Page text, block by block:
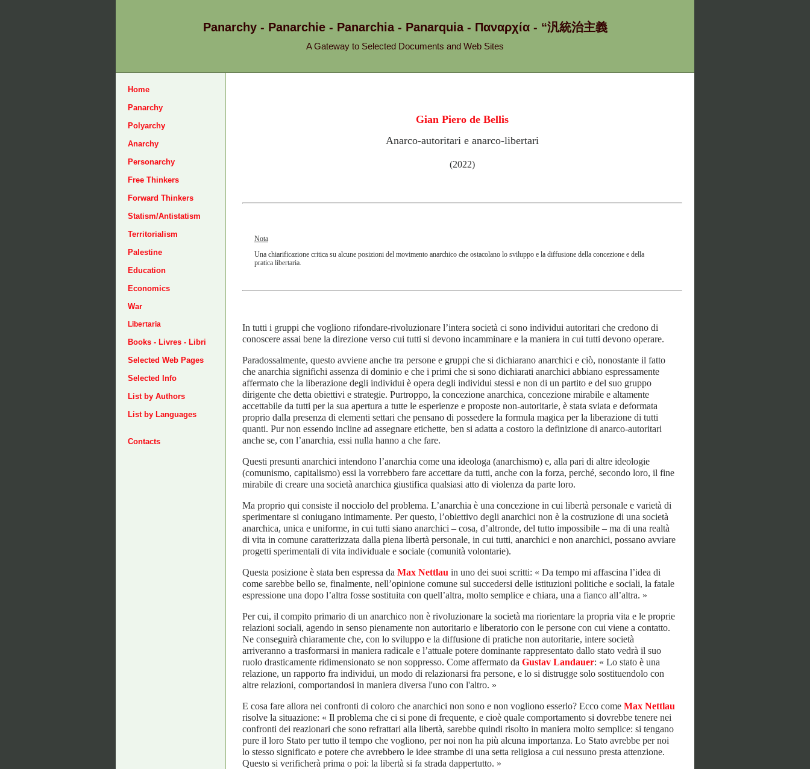
Panarchy - Panarchie - Panarchia - Panarquia - Παναρχία - “汎統治主義
A Gateway to Selected Documents and Web Sites
Home
Panarchy
Polyarchy
Anarchy
Personarchy
Free Thinkers
Forward Thinkers
Statism/Antistatism
Territorialism
Palestine
Education
Economics
War
Libertaria
Books - Livres - Libri
Selected Web Pages
Selected Info
List by Authors
List by Languages
Contacts
Gian Piero de Bellis
Anarco-autoritari e anarco-libertari
(2022)
Nota
Una chiarificazione critica su alcune posizioni del movimento anarchico che ostacolano lo sviluppo e la diffusione della concezione e della
pratica libertaria.
In tutti i gruppi che vogliono rifondare-rivoluzionare l’intera società ci sono individui autoritari che credono di
conoscere assai bene la direzione verso cui tutti si devono incamminare e la maniera in cui tutti devono operare.
Paradossalmente, questo avviene anche tra persone e gruppi che si dichiarano anarchici e ciò, nonostante il fatto
che anarchia significhi assenza di dominio e che i primi che si sono dichiarati anarchici abbiano espressamente
affermato che la liberazione degli individui è opera degli individui stessi e non di un partito e del suo gruppo
dirigente che detta obiettivi e strategie. Purtroppo, la concezione anarchica, concezione mirabile e altamente
accettabile da tutti per la sua apertura a tutte le esperienze e proposte non-autoritarie, è stata sviata e deformata
proprio dalla presenza di elementi settari che pensano di possedere la formula magica per la liberazione di tutti
quanti. Pur non essendo incline ad assegnare etichette, ben si adatta a costoro la definizione di anarco-autoritari
anche se, con l’anarchia, essi nulla hanno a che fare.
Questi presunti anarchici intendono l’anarchia come una ideologa (anarchismo) e, alla pari di altre ideologie
(comunismo, capitalismo) essi la vorrebbero fare accettare da tutti, anche con la forza, perché, secondo loro, il fine
mirabile di creare una società anarchica giustifica qualsiasi atto di violenza da parte loro.
Ma proprio qui consiste il nocciolo del problema. L’anarchia è una concezione in cui libertà personale e varietà di
sperimentare si coniugano intimamente. Per questo, l’obiettivo degli anarchici non è la costruzione di una società
anarchica, unica e uniforme, in cui tutti siano anarchici – cosa, d’altronde, del tutto impossibile – ma di una realtà
di vita in comune caratterizzata dalla piena libertà personale, in cui tutti, anarchici e non anarchici, possano avviare
progetti sperimentali di vita individuale e sociale (comunità volontarie).
Questa posizione è stata ben espressa da Max Nettlau in uno dei suoi scritti: « Da tempo mi affascina l’idea di
come sarebbe bello se, finalmente, nell’opinione comune sul succedersi delle istituzioni politiche e sociali, la fatale
espressione una dopo l’altra fosse sostituita con quell’altra, molto semplice e chiara, una a fianco all’altra. »
Per cui, il compito primario di un anarchico non è rivoluzionare la società ma riorientare la propria vita e le proprie
relazioni sociali, agendo in senso pienamente non autoritario e liberatorio con le persone con cui viene a contatto.
Ne conseguirà chiaramente che, con lo sviluppo e la diffusione di pratiche non autoritarie, intere società
arriveranno a trasformarsi in maniera radicale e l’attuale potere dominante rappresentato dallo stato vedrà il suo
ruolo drasticamente ridimensionato se non soppresso. Come affermato da Gustav Landauer: « Lo stato è una
relazione, un rapporto fra individui, un modo di relazionarsi fra persone, e lo si distrugge solo sostituendolo con
altre relazioni, comportandosi in maniera diversa l'uno con l'altro. »
E cosa fare allora nei confronti di coloro che anarchici non sono e non vogliono esserlo? Ecco come Max Nettlau
risolve la situazione: « Il problema che ci si pone di frequente, e cioè quale comportamento si dovrebbe tenere nei
confronti dei reazionari che sono refrattari alla libertà, sarebbe quindi risolto in maniera molto semplice: si tengano
pure il loro Stato per tutto il tempo che vogliono, per noi non ha più alcuna importanza. Lo Stato avrebbe per noi
lo stesso significato e potere che avrebbero le idee strambe di una setta religiosa a cui nessuno presta attenzione.
Questo si verificherà prima o poi: la libertà si fa strada dappertutto. »